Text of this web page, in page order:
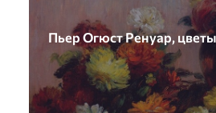
Пьер Огюст Ренуар,